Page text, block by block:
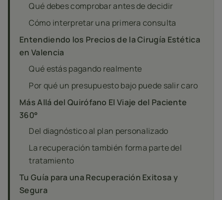
Qué debes comprobar antes de decidir
Cómo interpretar una primera consulta
Entendiendo los Precios de la Cirugía Estética
en Valencia
Qué estás pagando realmente
Por qué un presupuesto bajo puede salir caro
Más Allá del Quirófano El Viaje del Paciente
360°
Del diagnóstico al plan personalizado
La recuperación también forma parte del
tratamiento
Tu Guía para una Recuperación Exitosa y
Segura